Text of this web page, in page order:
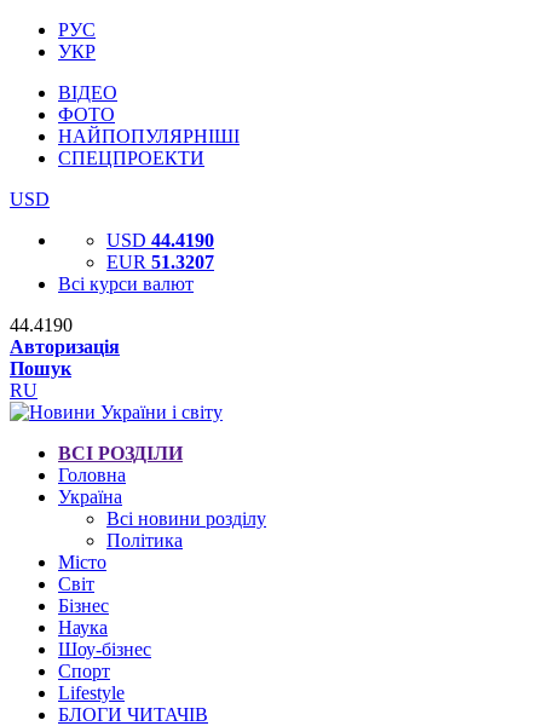
РУС
УКР
ВІДЕО
ФОТО
НАЙПОПУЛЯРНІШІ
СПЕЦПРОЕКТИ
USD
USD 44.4190
EUR 51.3207
Всі курси валют
44.4190
Авторизація
Пошук
RU
ВСІ РОЗДІЛИ
Головна
Україна
Всі новини розділу
Політика
Місто
Світ
Бізнес
Наука
Шоу-бізнес
Спорт
Lifestyle
БЛОГИ ЧИТАЧІВ